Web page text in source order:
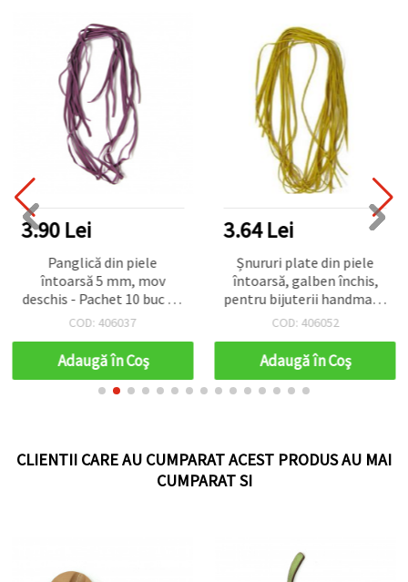
3.90 Lei
Panglică din piele
întoarsă 5 mm, mov
deschis - Pachet 10 buc x 1
m
COD: 406037
Adaugă în Coş
3.64 Lei
Șnururi plate din piele
întoarsă, galben închis,
pentru bijuterii handmade
și craft, 3 x 1 mm – 10 buc x
COD: 406052
Adaugă în Coş
CLIENTII CARE AU CUMPARAT ACEST PRODUS AU MAI
CUMPARAT SI